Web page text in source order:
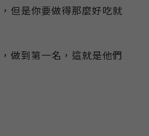
但是你要做得那麼好吃就
做到第一名，這就是他們